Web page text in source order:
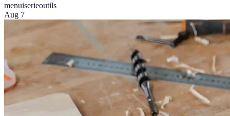
menuiserieoutils
Aug 7